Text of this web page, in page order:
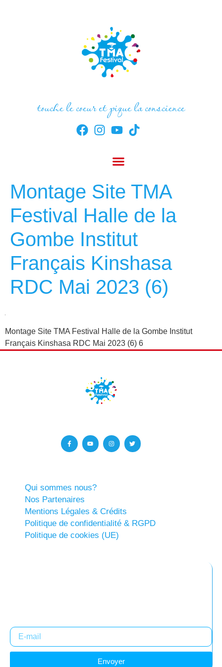
touche le coeur et pique la conscience
Montage Site TMA
Festival Halle de la
Gombe Institut
Français Kinshasa
RDC Mai 2023 (6)
Montage Site TMA Festival Halle de la Gombe Institut
Français Kinshasa RDC Mai 2023 (6) 6
Qui sommes nous?
Nos Partenaires
Mentions Légales & Crédits
Politique de confidentialité & RGPD
Politique de cookies (UE)
Envoyer